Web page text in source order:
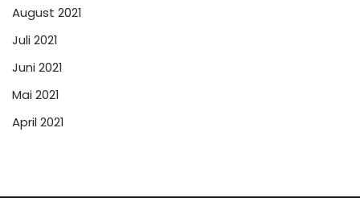
August 2021
Juli 2021
Juni 2021
Mai 2021
April 2021